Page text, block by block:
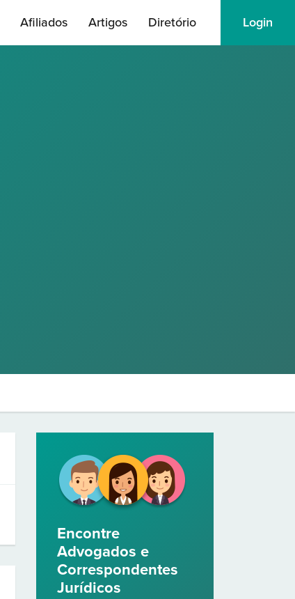
Afiliados Artigos Diretório Login
Encontre
Advogados e
Correspondentes
Jurídicos